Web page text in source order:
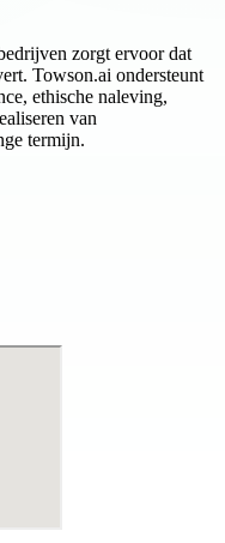
zorgt ervoor dat
Towson.ai ondersteunt
ethische naleving,
van
termijn.